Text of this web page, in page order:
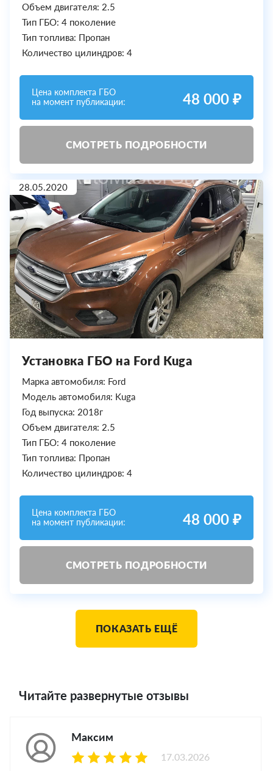
Объем двигателя: 2.5
Тип ГБО: 4 поколение
Тип топлива: Пропан
Количество цилиндров: 4
Цена комплекта ГБО
на момент публикации:
48 000 ₽
СМОТРЕТЬ ПОДРОБНОСТИ
28.05.2020
Установка ГБО на Ford Kuga
Марка автомобиля: Ford
Модель автомобиля: Kuga
Год выпуска: 2018г
Объем двигателя: 2.5
Тип ГБО: 4 поколение
Тип топлива: Пропан
Количество цилиндров: 4
Цена комплекта ГБО
на момент публикации:
48 000 ₽
СМОТРЕТЬ ПОДРОБНОСТИ
ПОКАЗАТЬ ЕЩЁ
Читайте развернутые отзывы
Максим
17.03.2026